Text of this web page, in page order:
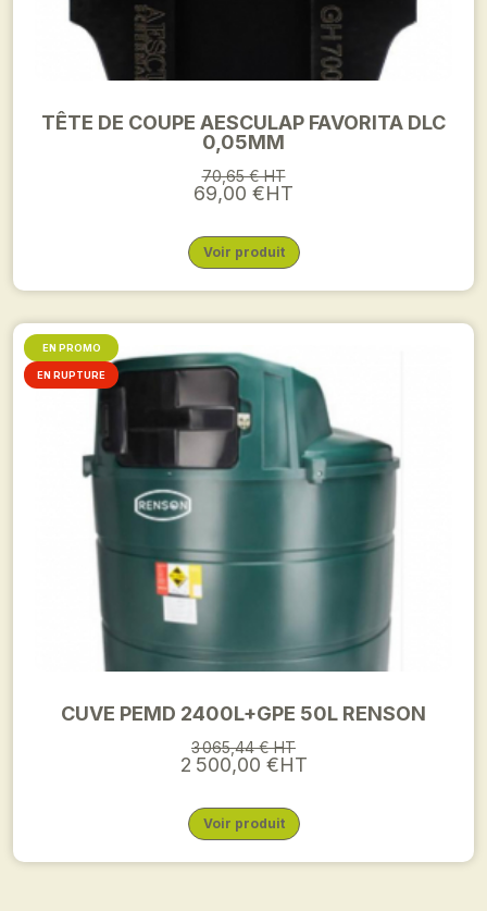
TÊTE DE COUPE AESCULAP FAVORITA DLC
0,05MM
70,65 € HT
69,00 €HT
Voir produit
CUVE PEMD 2400L+GPE 50L RENSON
3 065,44 € HT
2 500,00 €HT
Voir produit
EN PROMO
EN RUPTURE